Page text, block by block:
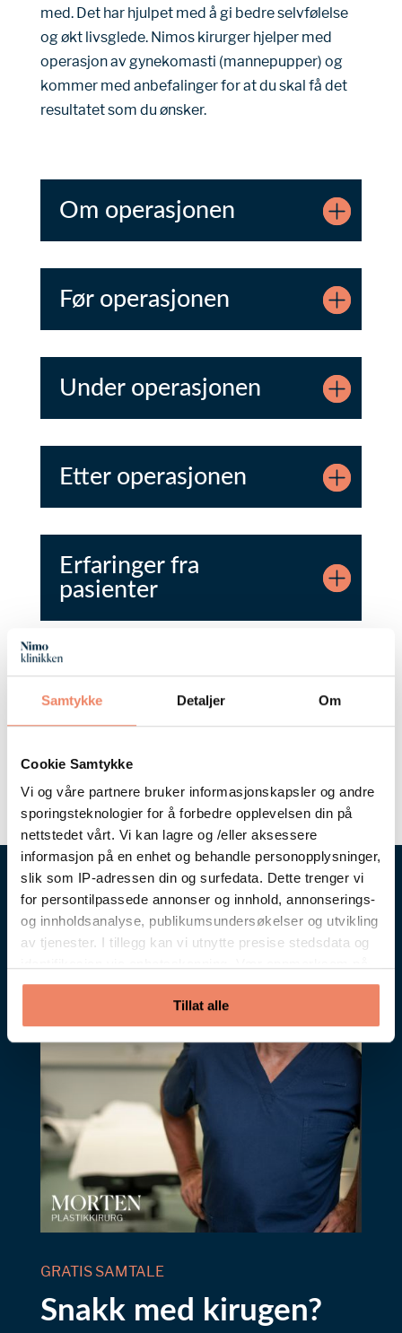
Samtykke Detaljer Om
Cookie Samtykke
Vi og våre partnere bruker informasjonskapsler og andre
sporingsteknologier for å forbedre opplevelsen din på
nettstedet vårt. Vi kan lagre og /eller aksessere
informasjon på en enhet og behandle personopplysninger,
slik som IP-adressen din og surfedata. Dette trenger vi
for persontilpassede annonser og innhold, annonserings-
og innholdsanalyse, publikumsundersøkelser og utvikling
av tjenester. I tillegg kan vi utnytte presise stedsdata og
at ditt samtykke også gjelder for alle underdomenene
våre. Når du har gitt tillatelse, vil det dukke opp en
flytende handlingsknapp nederst på skjermen din som lar
deg endre eller trekke tilbake samtykket ditt når som
helst. Vi respekterer dine valg og er forpliktet til å gi deg
en gjennomsiktig og sikker nettleseropplevelse.
Tillat alle
med. Det har hjulpet med å gi bedre selvfølelse
og økt livsglede. Nimos kirurger hjelper med
operasjon av gynekomasti (mannepupper) og
kommer med anbefalinger for at du skal få det
resultatet som du ønsker.
Om operasjonen
Før operasjonen
Under operasjonen
Etter operasjonen
Erfaringer fra
pasienter
Før og etter bilder
Finansiering
GRATIS SAMTALE
Snakk med kirugen?